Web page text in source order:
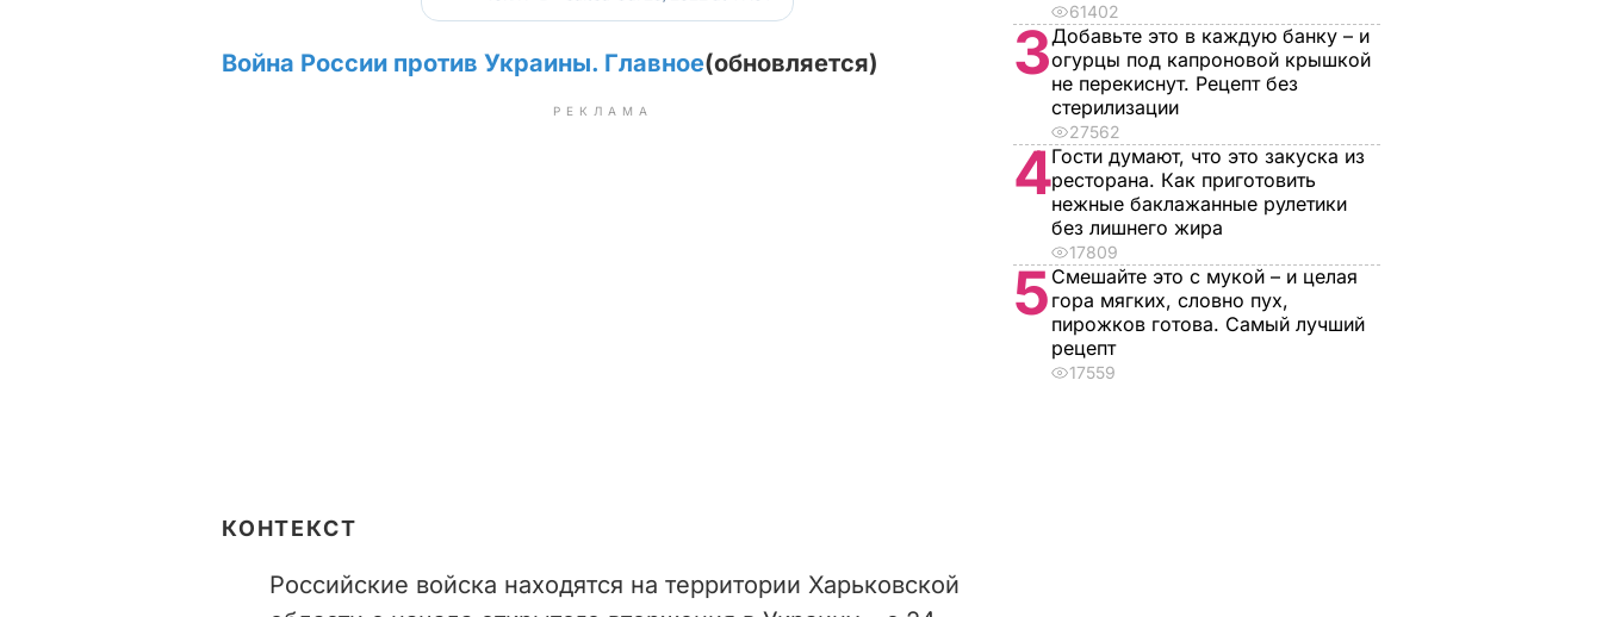
Война России против Украины. Главное(обновляется)
РЕКЛАМА
КОНТЕКСТ
Российские войска находятся на территории Харьковской
61402
3Добавьте это в каждую банку – и
огурцы под капроновой крышкой
не перекиснут. Рецепт без
стерилизации
27562
4Гости думают, что это закуска из
ресторана. Как приготовить
нежные баклажанные рулетики
без лишнего жира
17809
5 Смешайте это с мукой – и целая
гора мягких, словно пух,
пирожков готова. Самый лучший
рецепт
17559